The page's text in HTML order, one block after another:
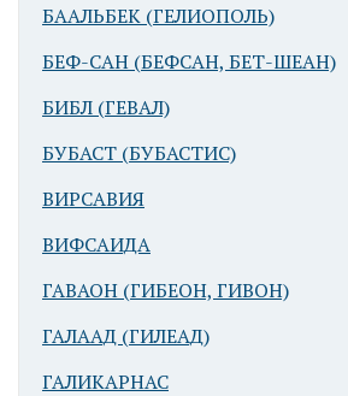
БААЛЬБЕК (ГЕЛИОПОЛЬ)
БЕФ-САН (БЕФСАН, БЕТ-ШЕАН)
БИБЛ (ГЕВАЛ)
БУБАСТ (БУБАСТИС)
ВИРСАВИЯ
ВИФСАИДА
ГАВАОН (ГИБЕОН, ГИВОН)
ГАЛААД (ГИЛЕАД)
ГАЛИКАРНАС